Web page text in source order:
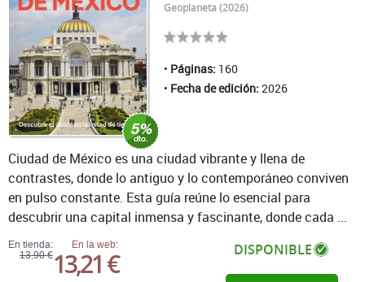
Geoplaneta (2026)
Páginas: 160
Fecha de edición: 2026
En tienda:
13,90 €
En la web:
13,21 € DISPONIBLE
Ciudad de México es una ciudad vibrante y llena de
contrastes, donde lo antiguo y lo contemporáneo conviven
en pulso constante. Esta guía reúne lo esencial para
descubrir una capital inmensa y fascinante, donde cada ...